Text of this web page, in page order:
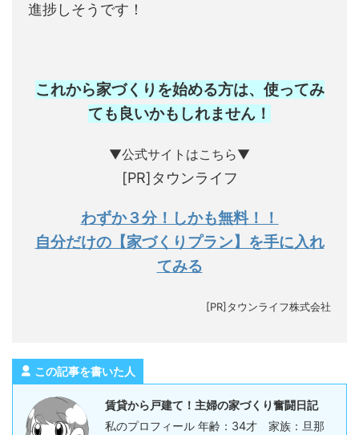
進捗しそうです！
これから家づくりを始める方は、使ってみ
ても良いかもしれません ！
▼公式サイトはこちら▼
[PR]タウンライフ
わずか３分！しかも無料！！
自分だけの【家づくりプラン】を手に入れ
てみる
[PR]タウンライフ株式会社
この記事を書いた人
賃貸から戸建て！主婦の家づくり奮闘日記
私のプロフィール 年齢：34才 家族：旦那